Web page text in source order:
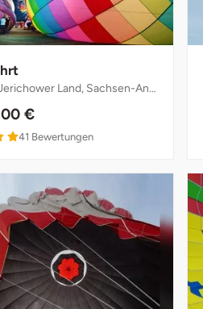
Land, Sachsen-Anhalt
€
5 von 5
41 Bewertungen